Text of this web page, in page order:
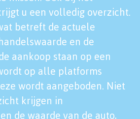
u een volledig overzicht.
betreft de actuele
en de
aankoop staan op een
op alle platforms
wordt aangeboden. Niet
krijgen in
de waarde van de auto,